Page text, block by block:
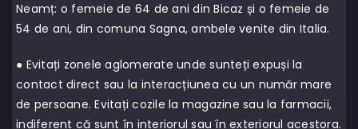
Neamț: o femeie de 64 de ani din Bicaz și o femeie de
54 de ani, din comuna Sagna, ambele venite din Italia.
● Evitați zonele aglomerate unde sunteți expuși la
contact direct sau la interacțiunea cu un număr mare
de persoane. Evitați cozile la magazine sau la farmacii,
indiferent că sunt în interiorul sau în exteriorul acestora.